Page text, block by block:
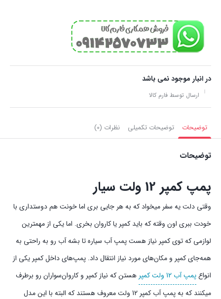
در انبار موجود نمی باشد
ارسال توسط فارم کالا
توضیحات توضیحات تکمیلی نظرات (0)
توضیحات
پمپ کمپر 12 ولت سیار
وقتی دلت یه سفر میخواد که به هر جایی‌ بری اما خونت هم دوستداری با
خودت ببری اون وقته که باید کمپر یا کاروان بخری. اما یکی از مهمترین
لوازمی که توی کمپر نیاز هست پمپ آب سیاره تا بشه آب رو به راحتی به
همه‌جای کمپر و مکان‌های مورد نیاز انتقال داد. پمپ‌های داخل کمپر یکی از
انواعپمپ‌ آب 12 ولت کمپر
هستن که نیاز کمپر و کاروان‌سواران رو برطرف
میکنند که به پمپ آب کمپر 12 ولت معروف هستند که البته با این مدل